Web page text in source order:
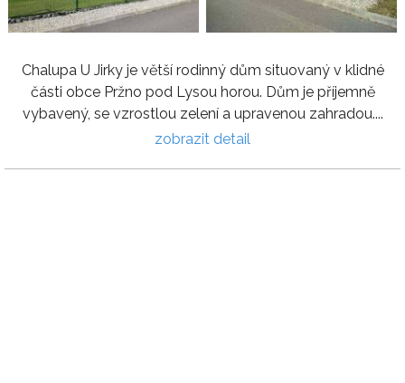
Chalupa U Jirky je větší rodinný dům situovaný v klidné
části obce Pržno pod Lysou horou. Dům je příjemně
vybavený, se vzrostlou zelení a upravenou zahradou....
zobrazit detail